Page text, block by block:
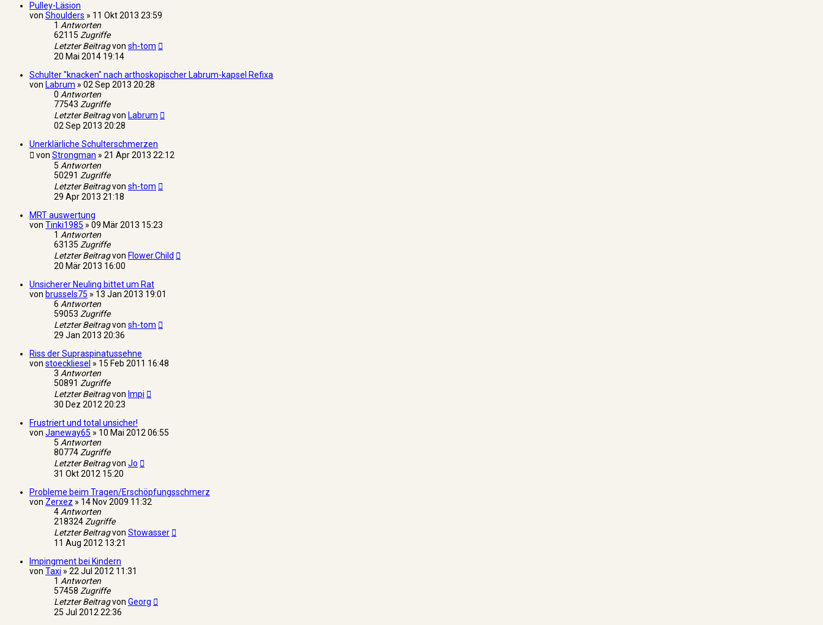
Pulley-Läsion
von Shoulders » 11 Okt 2013 23:59
1 Antworten
62115 Zugriffe
Letzter Beitragvon sh-tom
20 Mai 2014 19:14
Schulter "knacken" nach arthoskopischer Labrum-kapsel Refixa
von Labrum » 02 Sep 2013 20:28
0 Antworten
77543 Zugriffe
Letzter Beitragvon Labrum
02 Sep 2013 20:28
Unerklärliche Schulterschmerzen
von Strongman » 21 Apr 2013 22:12
5 Antworten
50291 Zugriffe
Letzter Beitragvon sh-tom
29 Apr 2013 21:18
MRT auswertung
von Tinki1985 » 09 Mär 2013 15:23
1 Antworten
63135 Zugriffe
Letzter Beitragvon Flower.Child
20 Mär 2013 16:00
Unsicherer Neuling bittet um Rat
von brussels75 » 13 Jan 2013 19:01
6 Antworten
59053 Zugriffe
Letzter Beitragvon sh-tom
29 Jan 2013 20:36
Riss der Supraspinatussehne
von stoeckliesel » 15 Feb 2011 16:48
3 Antworten
50891 Zugriffe
Letzter Beitragvon Impi
30 Dez 2012 20:23
Frustriert und total unsicher!
von Janeway65 » 10 Mai 2012 06:55
5 Antworten
80774Zugriffe
Letzter Beitragvon Jo
31 Okt 2012 15:20
Probleme beim Tragen/Erschöpfungsschmerz
von Zerxez » 14 Nov 2009 11:32
4Antworten
218324Zugriffe
Letzter Beitragvon Stowasser
11 Aug 2012 13:21
Impingment bei Kindern
von Taxi » 22 Jul 2012 11:31
1 Antworten
57458 Zugriffe
Letzter Beitragvon Georg
25 Jul 2012 22:36